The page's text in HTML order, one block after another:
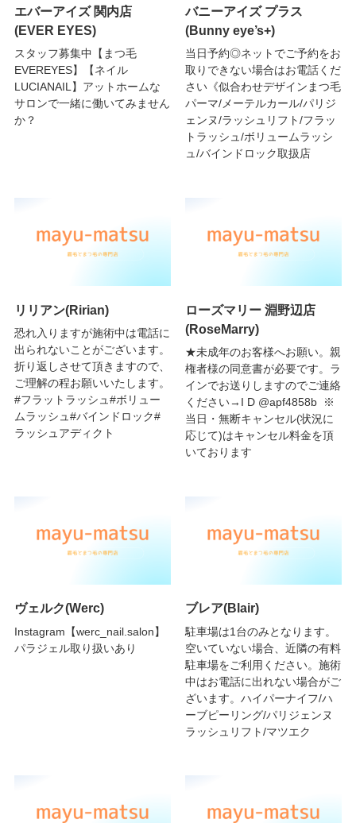
エバーアイズ 関内店
(EVER EYES)
スタッフ募集中【まつ毛
EVEREYES】【ネイル
LUCIANAIL】アットホームな
サロンで一緒に働いてみません
か？
バニーアイズ プラス
(Bunny eye’s+)
当日予約◎ネットでご予約をお
取りできない場合はお電話くだ
さい《似合わせデザインまつ毛
パーマ/メーテルカール/パリジ
ェンヌ/ラッシュリフト/フラッ
トラッシュ/ボリュームラッシ
ュ/バインドロック取扱店
リリアン(Ririan)
恐れ入りますが施術中は電話に
出られないことがございます。
折り返しさせて頂きますので、
ご理解の程お願いいたします。
#フラットラッシュ#ボリュー
ムラッシュ#バインドロック#
ラッシュアディクト
ローズマリー 淵野辺店
(RoseMarry)
★未成年のお客様へお願い。親
権者様の同意書が必要です。ラ
インでお送りしますのでご連絡
ください→I D @apf4858b ※
当日・無断キャンセル(状況に
応じて)はキャンセル料金を頂
いております
ヴェルク(Werc)
Instagram【werc_nail.salon】
パラジェル取り扱いあり
ブレア(Blair)
駐車場は1台のみとなります。
空いていない場合、近隣の有料
駐車場をご利用ください。施術
中はお電話に出れない場合がご
ざいます。ハイパーナイフ/ハ
ーブピーリング/パリジェンヌ
ラッシュリフト/マツエク